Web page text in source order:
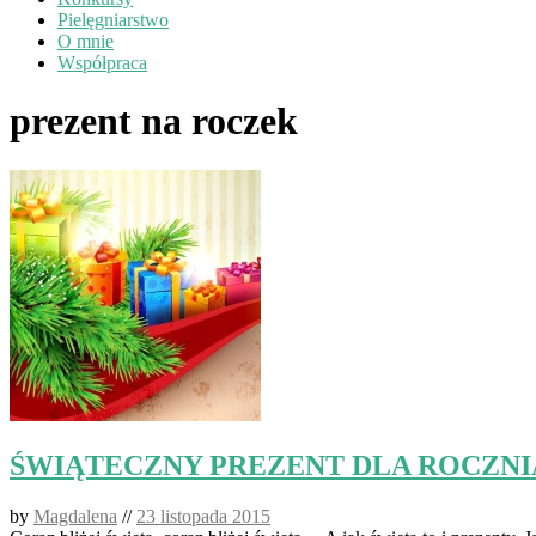
Pielęgniarstwo
O mnie
Współpraca
prezent na roczek
ŚWIĄTECZNY PREZENT DLA
by Magdalena // 23 listopada 2015